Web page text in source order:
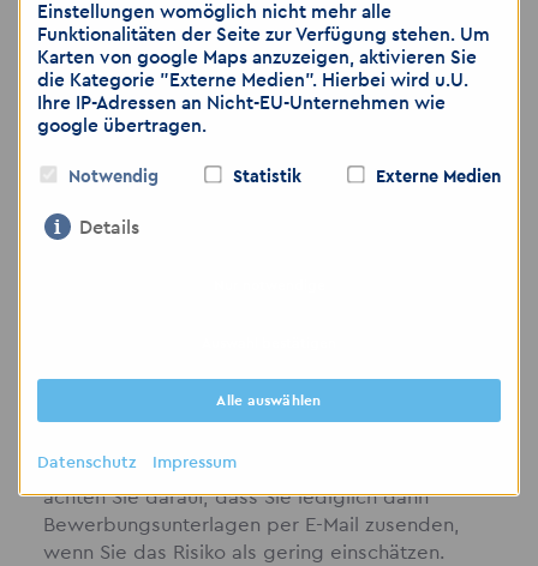
Akzent Personaldienstleistungen GmbH
Ansprechpartnerin: Elin Wilhelm
Großer Brockhaus 1
04103 Leipzig
Mobil: 0152 59141831
über E-Mail als unsicher eingestuft wird. Bitte
achten Sie darauf, dass Sie lediglich dann
Bewerbungsunterlagen per E-Mail zusenden,
wenn Sie das Risiko als gering einschätzen.
Einstellungen womöglich nicht mehr alle
Funktionalitäten der Seite zur Verfügung stehen. Um
Karten von google Maps anzuzeigen, aktivieren Sie
die Kategorie "Externe Medien". Hierbei wird u.U.
Ihre IP-Adressen an Nicht-EU-Unternehmen wie
google übertragen.
Notwendig Statistik Externe Medien
Details
Alle auswählen
Datenschutz Impressum